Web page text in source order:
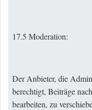
17.5 Moderation:
Der Anbieter, die
berechtigt, Beiträge
bearbeiten, zu